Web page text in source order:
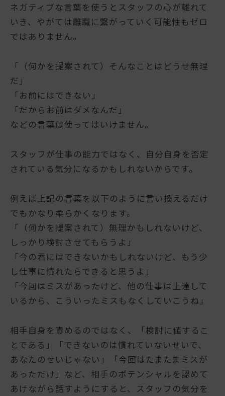
ネガティブな言葉を使うとスタッフの心が離れて
いき、やがては離職に繋がっていく可能性もゼロ
ではありません。
「（何かを提案されて）そんなことはどうせ無理
だ」
「お前にはできない」
「だからお前はダメなんだ」
などの言葉は使ってはいけません。
スタッフが仕事の能力ではなく、自分自身を否定
されている気分になるかもしれないからです。
例えば上記の言葉を以下のように言い換えるだけ
でもかなり柔らかくなります。
「（何かを提案されて）無理かもしれないけど、
しっかり検討させてもらうよ」
「今の君にはできないかもしれないけど、もう少
し仕事に慣れたらできると思うよ」
「今回はミスがあったけど、他の仕事は上達して
いるから、こういったミスもなくしていこうね」
相手自身を責めるのではなく、「検討に値するこ
とである」「できないのは慣れていないせいで、
あなたのせいじゃない」「今回はたまたまミスが
あっただけ」など、相手のポテンシャルを認めて
あげながら話すようにすると、スタッフの気分を